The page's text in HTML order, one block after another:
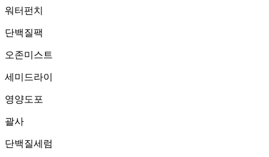
워터펀치
단백질팩
오존미스트
세미드라이
영양도포
괄사
단백질세럼